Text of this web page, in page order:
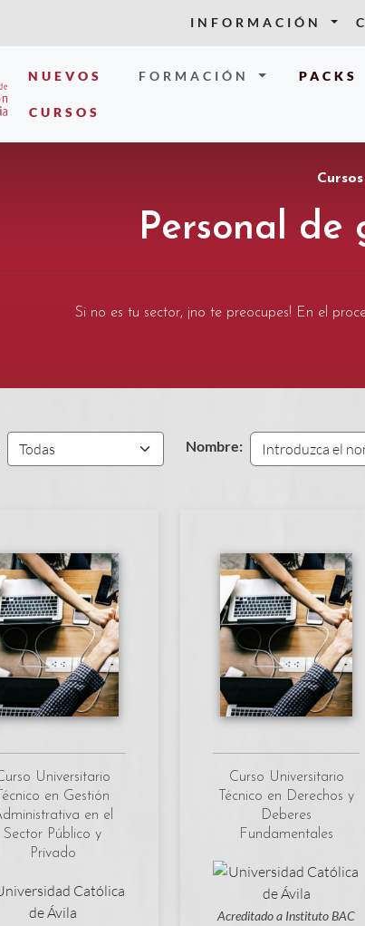
INFORMACIÓN
NUEVOS
CURSOS
FORMACIÓN PACKS
Personal de
Si no es tu sector, ¡no te preocupes! En el
Nombre:
Universitario
Técnico en Gestión
en el
Sector Público y
Privado
Curso Universitario
Técnico en Derechos y
Deberes
Fundamentales
Acreditado a Instituto BAC